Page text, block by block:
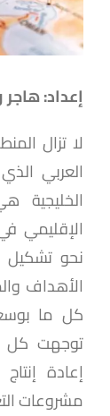
إعداد:
لا تزال
الخليجية
الإقليمي
نحو تشكيل
الأهداف
كل ما
توجهت كل
إعادة
مشروعات